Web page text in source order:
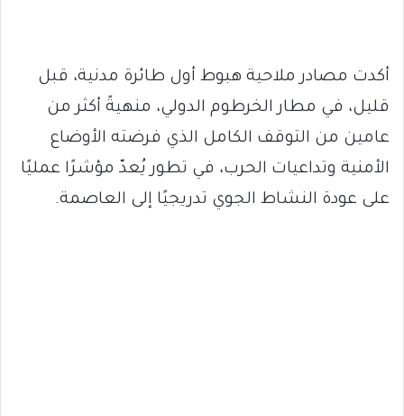
أكدت مصادر ملاحية هبوط أول طائرة مدنية، قبل
قليل، في مطار الخرطوم الدولي، منهيةً أكثر من
عامين من التوقف الكامل الذي فرضته الأوضاع
الأمنية وتداعيات الحرب، في تطور يُعدّ مؤشرًا عمليًا
على عودة النشاط الجوي تدريجيًا إلى العاصمة.